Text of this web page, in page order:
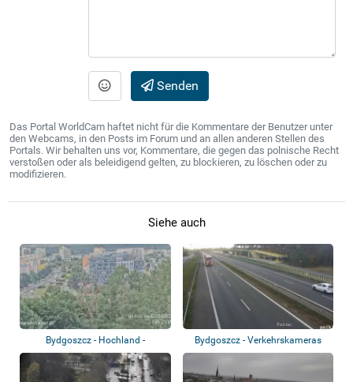
Senden
Das Portal WorldCam haftet nicht für die Kommentare der Benutzer unter
den Webcams, in den Posts im Forum und an allen anderen Stellen des
Portals. Wir behalten uns vor, Kommentare, die gegen das polnische Recht
verstoßen oder als beleidigend gelten, zu blockieren, zu löschen oder zu
modifizieren.
Siehe auch
Bydgoszcz - Hochland -
Stadtpanorama
Bydgoszcz - Verkehrskameras